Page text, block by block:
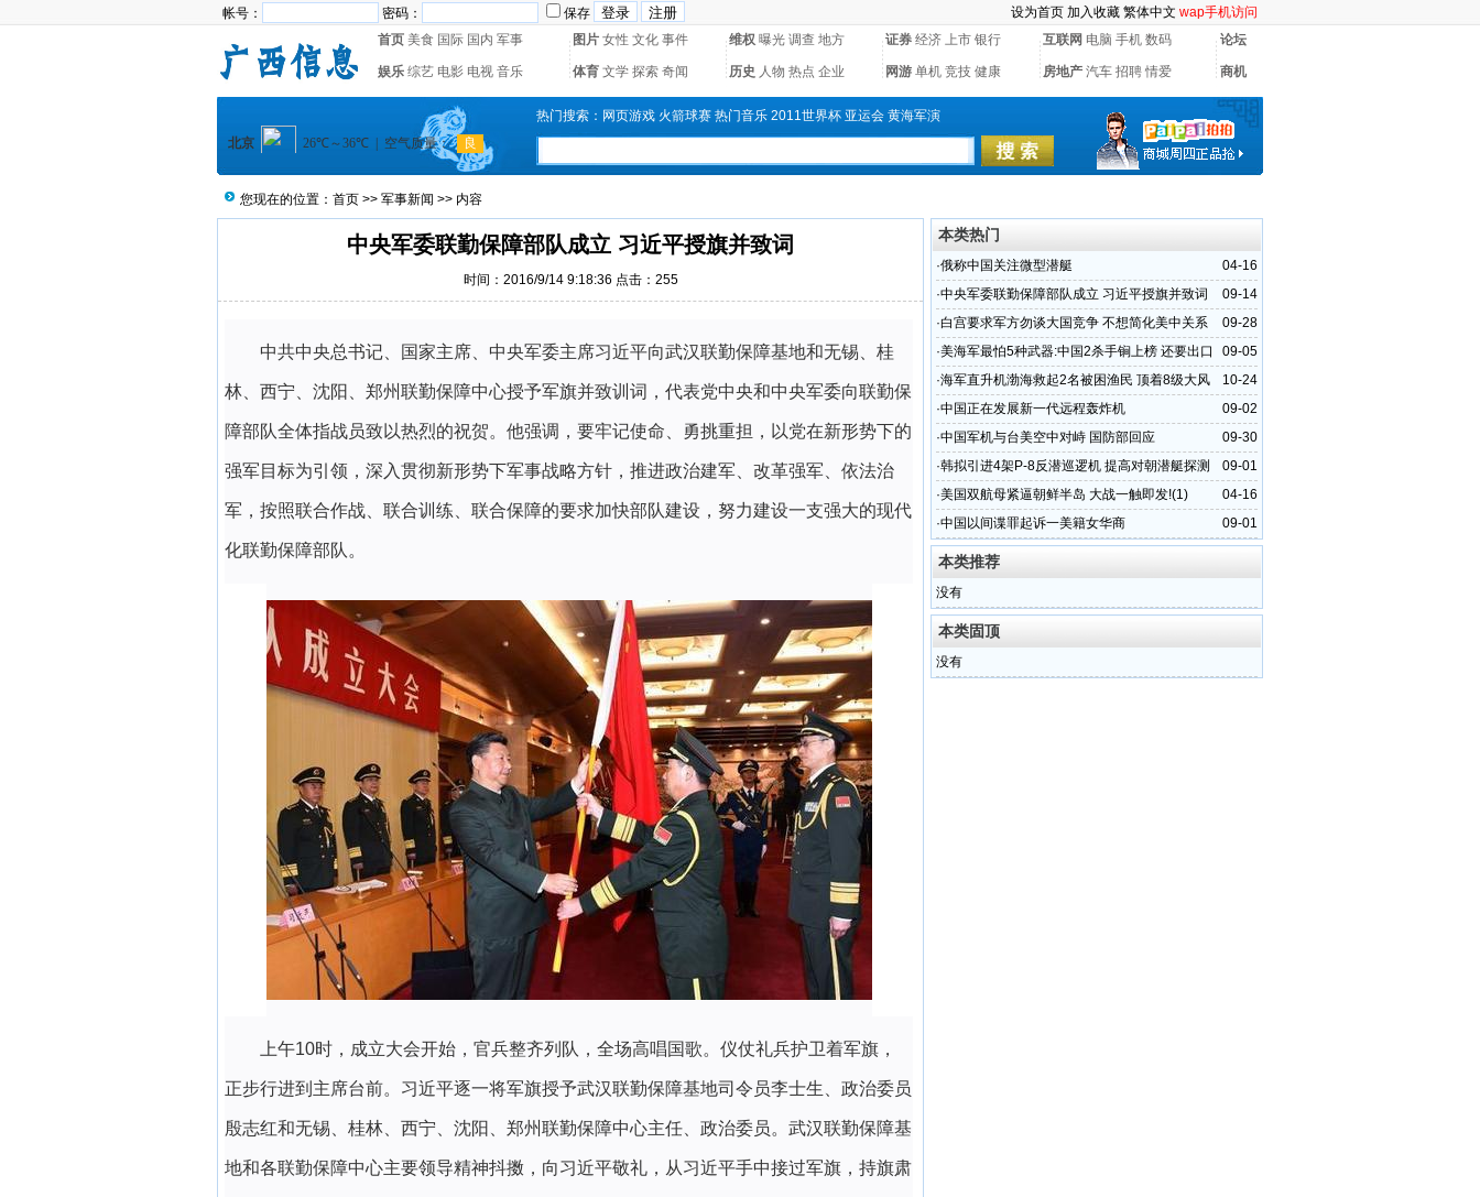
帐号： 密码： 保存 设为首页 加入收藏 繁体中文 wap手机访问
首页 美食 国际 国内 军事 图片 女性 文化 事件 维权 曝光 调查 地方 证券 经济 上市 银行 互联网 电脑 手机 数码 论坛
娱乐 综艺 电影 电视 音乐 体育 文学 探索 奇闻 历史 人物 热点 企业 网游 单机 竞技 健康 房地产 汽车 招聘 情爱 商机
热门搜索： 网页游戏 火箭球赛 热门音乐 2011世界杯 亚运会 黄海军演
您现在的位置： 首页 >> 军事新闻 >> 内容
中央军委联勤保障部队成立 习近平授旗并致词
时间：2016/9/14 9:18:36 点击： 255
中共中央总书记、国家主席、中央军委主席习近平向武汉联勤保障基地和无锡、桂
林、西宁、沈阳、郑州联勤保障中心授予军旗并致训词，代表党中央和中央军委向联勤保
障部队全体指战员致以热烈的祝贺。他强调，要牢记使命、勇挑重担，以党在新形势下的
强军目标为引领，深入贯彻新形势下军事战略方针，推进政治建军、改革强军、依法治
军，按照联合作战、联合训练、联合保障的要求加快部队建设，努力建设一支强大的现代
化联勤保障部队。
上午10时，成立大会开始，官兵整齐列队，全场高唱国歌。仪仗礼兵护卫着军旗，
正步行进到主席台前。习近平逐一将军旗授予武汉联勤保障基地司令员李士生、政治委员
殷志红和无锡、桂林、西宁、沈阳、郑州联勤保障中心主任、政治委员。武汉联勤保障基
地和各联勤保障中心主要领导精神抖擞，向习近平敬礼，从习近平手中接过军旗，持旗肃
本类热门
04-16
·俄称中国关注微型潜艇
09-14
·中央军委联勤保障部队成立 习近平授旗并致词
09-28
·白宫要求军方勿谈大国竞争 不想简化美中关系
09-05
·美海军最怕5种武器:中国2杀手锏上榜 还要出口
俄
10-24
·海军直升机渤海救起2名被困渔民 顶着8级大风
09-02
·中国正在发展新一代远程轰炸机
09-30
·中国军机与台美空中对峙 国防部回应
09-01
·韩拟引进4架P-8反潜巡逻机 提高对朝潜艇探测
能力
04-16
·美国双航母紧逼朝鲜半岛 大战一触即发!(1)
09-01
·中国以间谍罪起诉一美籍女华商
本类推荐
没有
本类固顶
没有